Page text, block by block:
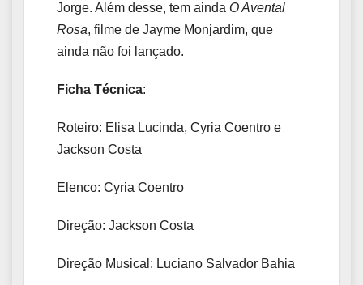
Jorge. Além desse, tem ainda O Avental
Rosa, filme de Jayme Monjardim, que
ainda não foi lançado.
Ficha Técnica:
Roteiro: Elisa Lucinda, Cyria Coentro e
Jackson Costa
Elenco: Cyria Coentro
Direção: Jackson Costa
Direção Musical: Luciano Salvador Bahia